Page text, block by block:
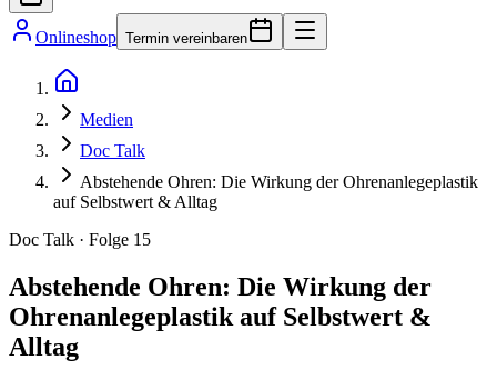
Onlineshop Termin vereinbaren
Medien
Doc Talk
Abstehende Ohren: Die Wirkung der Ohrenanlegeplastik
auf Selbstwert & Alltag
Doc Talk · Folge 15
Abstehende Ohren: Die Wirkung der
Ohrenanlegeplastik auf Selbstwert &
Alltag